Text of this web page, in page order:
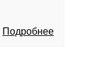
Подробнее